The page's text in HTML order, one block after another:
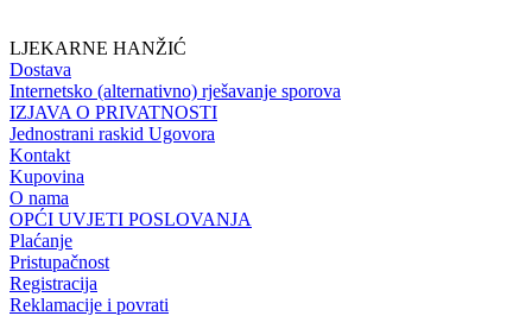
LJEKARNE HANŽIĆ
Dostava
Internetsko (alternativno) rješavanje sporova
IZJAVA O PRIVATNOSTI
Jednostrani raskid Ugovora
Kontakt
Kupovina
O nama
OPĆI UVJETI POSLOVANJA
Plaćanje
Pristupačnost
Registracija
Reklamacije i povrati